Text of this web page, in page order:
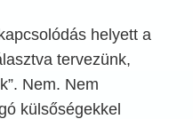
helyett a
tervezünk,
Nem. Nem
külsőségekkel